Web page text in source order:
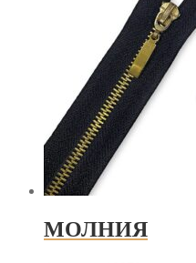
МОЛНИЯ